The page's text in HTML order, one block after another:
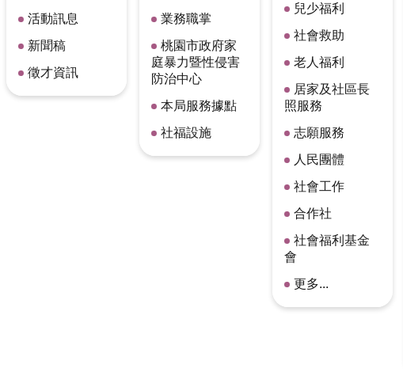
活動訊息
新聞稿
徵才資訊
業務職掌
桃園市政府家
庭暴力暨性侵害
防治中心
本局服務據點
社福設施
兒少福利
社會救助
老人福利
居家及社區長
照服務
志願服務
人民團體
社會工作
合作社
社會福利基金
會
更多...